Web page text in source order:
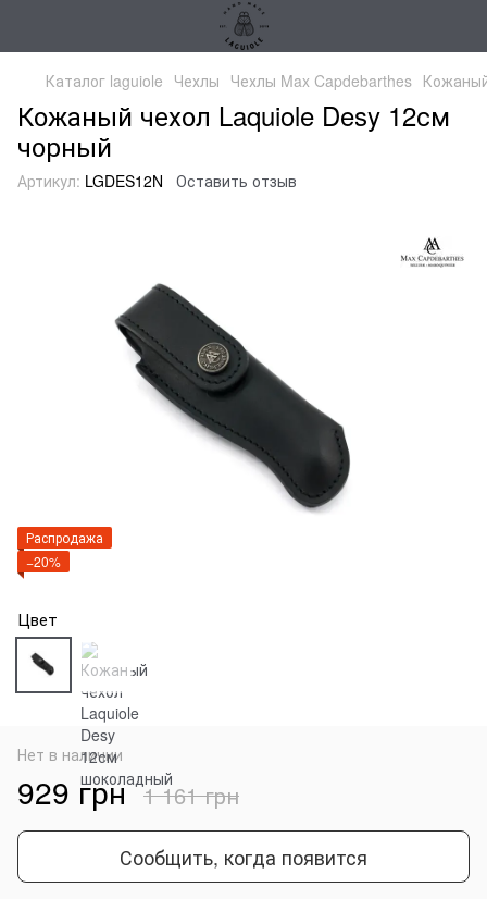
Каталог laguiole Чехлы Чехлы Max Capdebarthes
Кожаный чехол Laquiole Desy 12см
чорный
Артикул: LGDES12N Оставить отзыв
Распродажа
−20%
Цвет
Нет в наличии
929 грн 1 161 грн
Сообщить, когда появится